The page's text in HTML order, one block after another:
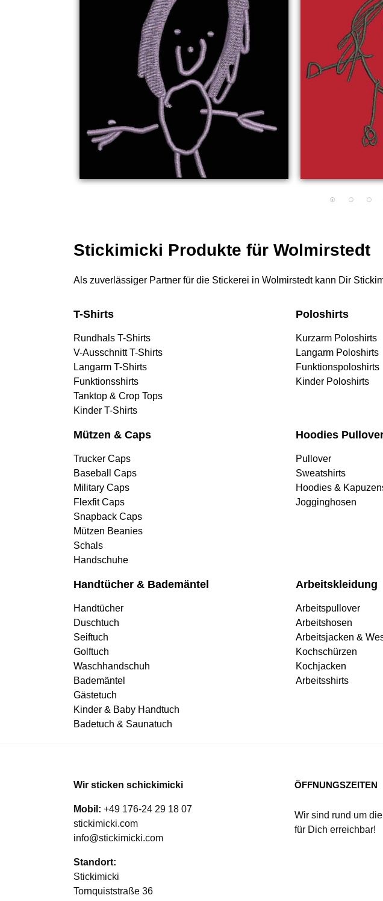
Stickimicki Produkte für Wolmirstedt
Als zuverlässiger Partner für die Stickerei in Wolmirstedt kann Dir
T-Shirts
Rundhals T-Shirts
V-Ausschnitt T-Shirts
Langarm T-Shirts
Funktionsshirts
Tanktop & Crop Tops
Kinder T-Shirts
Poloshirts
Kurzarm Poloshirts
Langarm Poloshirts
Funktionspoloshirts
Kinder Poloshirts
Mützen & Caps
Trucker Caps
Baseball Caps
Military Caps
Flexfit Caps
Snapback Caps
Mützen Beanies
Schals
Handschuhe
Hoodies
Pullover
Sweatshirts
Hoodies &
Jogginghosen
Handtücher & Bademäntel
Handtücher
Duschtuch
Seiftuch
Golftuch
Waschhandschuh
Bademäntel
Gästetuch
Kinder & Baby Handtuch
Badetuch & Saunatuch
Arbeitskleidung
Arbeitspullover
Arbeitshosen
Arbeitsjacken &
Kochschürzen
Kochjacken
Arbeitsshirts
Wir sticken schickimicki
Mobil: +49 176-24 29 18 07
stickimicki.com
info@stickimicki.com
Standort:
Stickimicki
Tornquiststraße 36
ÖFFNUNGSZEITEN
Wir sind rund um
für Dich erreichbar!